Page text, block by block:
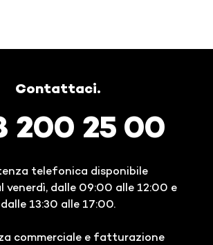
Contattaci.
200 25 00
telefonica disponibile
venerdì, dalle 09:00 alle 12:00 e
dalle 13:30 alle 17:00.
commerciale e fatturazione